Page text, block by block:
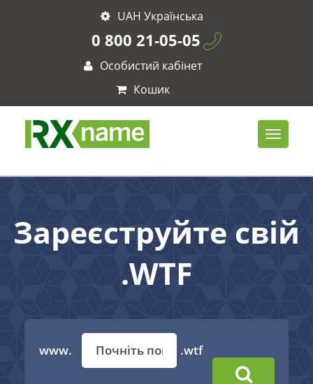
UAH Українська
0 800 21-05-05
Особистий кабінет
Кошик
Зареєструйте свій
.WTF
www. .wtf